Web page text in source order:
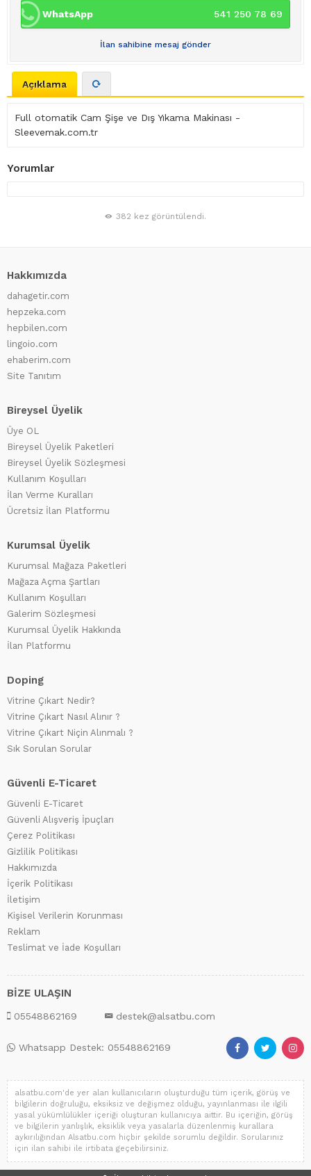
WhatsApp 541 250 78 69
İlan sahibine mesaj gönder
Açıklama
Full otomatik Cam Şişe ve Dış Yıkama Makinası -
Sleevemak.com.tr
Yorumlar
382 kez görüntülendi.
Hakkımızda
dahagetir.com
hepzeka.com
hepbilen.com
lingoio.com
ehaberim.com
Site Tanıtım
Bireysel Üyelik
Üye OL
Bireysel Üyelik Paketleri
Bireysel Üyelik Sözleşmesi
Kullanım Koşulları
İlan Verme Kuralları
Ücretsiz İlan Platformu
Kurumsal Üyelik
Kurumsal Mağaza Paketleri
Mağaza Açma Şartları
Kullanım Koşulları
Galerim Sözleşmesi
Kurumsal Üyelik Hakkında
İlan Platformu
Doping
Vitrine Çıkart Nedir?
Vitrine Çıkart Nasıl Alınır ?
Vitrine Çıkart Niçin Alınmalı ?
Sık Sorulan Sorular
Güvenli E-Ticaret
Güvenli E-Ticaret
Güvenli Alışveriş İpuçları
Çerez Politikası
Gizlilik Politikası
Hakkımızda
İçerik Politikası
İletişim
Kişisel Verilerin Korunması
Reklam
Teslimat ve İade Koşulları
BİZE ULAŞIN
05548862169 destek@alsatbu.com
Whatsapp Destek: 05548862169
alsatbu.com'de yer alan kullanıcıların oluşturduğu tüm içerik, görüş ve
bilgilerin doğruluğu, eksiksiz ve değişmez olduğu, yayınlanması ile ilgili
yasal yükümlülükler içeriği oluşturan kullanıcıya aittir. Bu içeriğin, görüş
ve bilgilerin yanlışlık, eksiklik veya yasalarla düzenlenmiş kurallara
aykırılığından Alsatbu.com hiçbir şekilde sorumlu değildir. Sorularınız
için ilan sahibi ile irtibata geçebilirsiniz.